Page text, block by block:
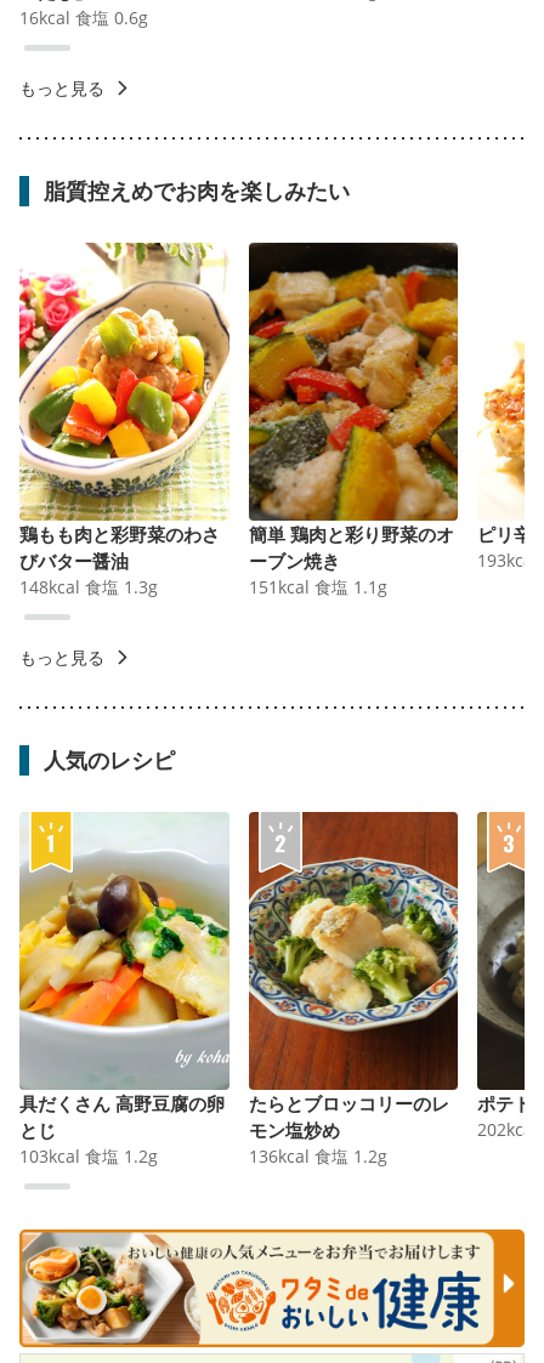
16kcal 食塩 0.6g
もっと見る
脂質控えめでお肉を楽しみたい
鶏もも肉と彩野菜のわさ
びバター醤油
148kcal 食塩 1.3g
簡単 鶏肉と彩り野菜のオ
ーブン焼き
151 kcal 食塩 1.1g
ピリ辛
193kcal
もっと見る
人気のレシピ
具だくさん 高野豆腐の卵
とじ
103kcal 食塩 1.2g
たらとブロッコリーのレ
モン塩炒め
136kcal 食塩 1.2g
ポテト
202kcal